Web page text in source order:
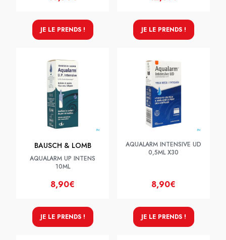
JE LE PRENDS ! JE LE PRENDS !
BAUSCH & LOMB
AQUALARM UP INTENS
10ML
8,90€
JE LE PRENDS !
AQUALARM INTENSIVE UD
0,5ML X30
8,90€
JE LE PRENDS !